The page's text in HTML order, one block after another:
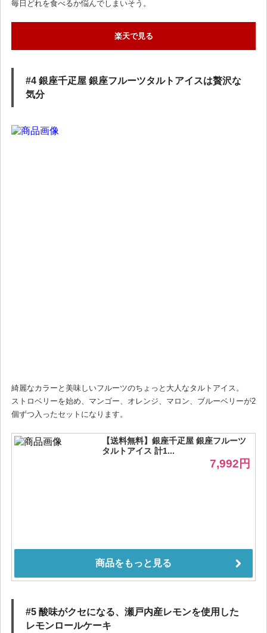
毎日どれを食べるか悩んでしまいそう。
楽天で見る
#4 銀座千疋屋 銀座フルーツタルトアイスは贅沢な
気分
綺麗なカラーと美味しいフルーツのちょっと大人なタルトアイス。
ストロベリーを始め、マンゴー、オレンジ、マロン、ブルーベリーが2
個ずつ入ったセットになります。
#5 酸味がクセになる、瀬戸内産レモンを使用した
レモンロールケーキ